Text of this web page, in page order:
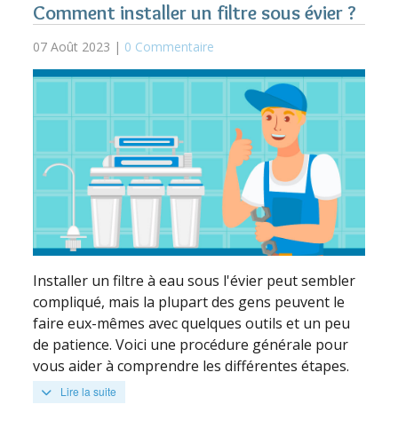
Comment installer un filtre sous évier ?
07 Août 2023 | 0 Commentaire
Installer un filtre à eau sous l'évier peut sembler
compliqué, mais la plupart des gens peuvent le
faire eux-mêmes avec quelques outils et un peu
de patience. Voici une procédure générale pour
vous aider à comprendre les différentes étapes.
Lire la suite